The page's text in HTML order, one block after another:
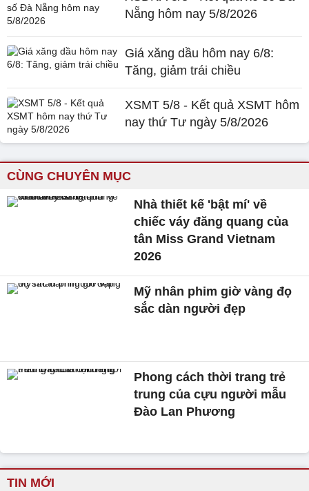
Nẵng hôm nay 5/8/2026
Giá xăng dầu hôm nay 6/8:
Tăng, giảm trái chiều
XSMT 5/8 - Kết quả XSMT hôm
nay thứ Tư ngày 5/8/2026
CÙNG CHUYÊN MỤC
Nhà thiết kế 'bật mí' về
chiếc váy đăng quang của
tân Miss Grand Vietnam
2026
Mỹ nhân phim giờ vàng đọ
sắc dàn người đẹp
Phong cách thời trang trẻ
trung của cựu người mẫu
Đào Lan Phương
TIN MỚI